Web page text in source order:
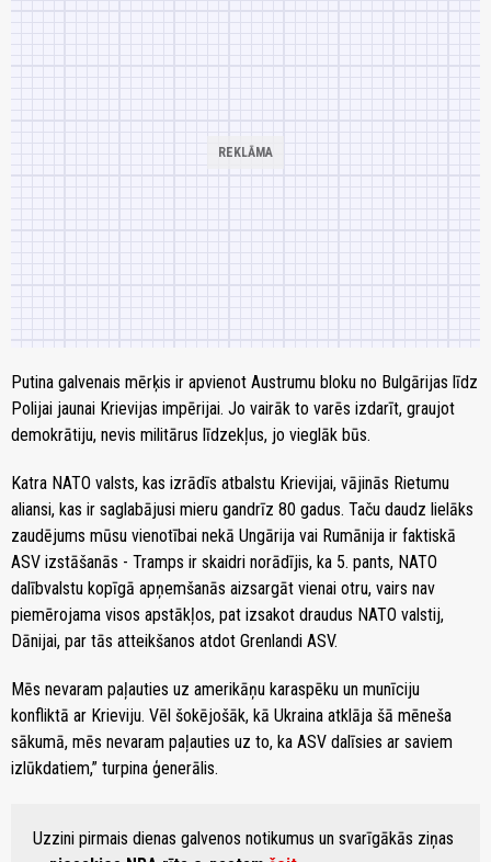
Putina galvenais mērķis ir apvienot Austrumu bloku no Bulgārijas līdz
Polijai jaunai Krievijas impērijai. Jo vairāk to varēs izdarīt, graujot
demokrātiju, nevis militārus līdzekļus, jo vieglāk būs.
Katra NATO valsts, kas izrādīs atbalstu Krievijai, vājinās Rietumu
aliansi, kas ir saglabājusi mieru gandrīz 80 gadus. Taču daudz lielāks
zaudējums mūsu vienotībai nekā Ungārija vai Rumānija ir faktiskā
ASV izstāšanās - Tramps ir skaidri norādījis, ka 5. pants, NATO
dalībvalstu kopīgā apņemšanās aizsargāt vienai otru, vairs nav
piemērojama visos apstākļos, pat izsakot draudus NATO valstij,
Dānijai, par tās atteikšanos atdot Grenlandi ASV.
Mēs nevaram paļauties uz amerikāņu karaspēku un munīciju
konfliktā ar Krieviju. Vēl šokējošāk, kā Ukraina atklāja šā mēneša
sākumā, mēs nevaram paļauties uz to, ka ASV dalīsies ar saviem
izlūkdatiem,” turpina ģenerālis.
Uzzini pirmais dienas galvenos notikumus un svarīgākās ziņas